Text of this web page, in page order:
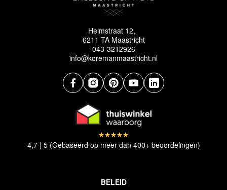
Helmstraat 12,
6211 TA Maastricht
043-3212926
info@koremanmaastricht.nl
BELEID
4,7 | 5 (Gebaseerd op meer dan 400+ beoordelingen)